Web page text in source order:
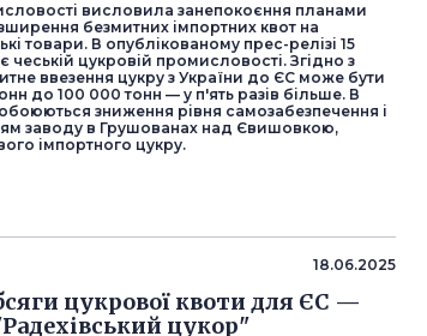
висловила занепокоєння планами
безмитних імпортних квот на
товари. В опублікованому прес-релізі 15
цукровій промисловості. Згідно з
ввезення цукру з України до ЄС може бути
до 100 000 тонн — у п'ять разів більше. В
зниження рівня самозабезпечення і
заводу в Грушованах над Євишовкою,
імпортного цукру.
18.06.2025
цукрової квоти для ЄС —
цукор"